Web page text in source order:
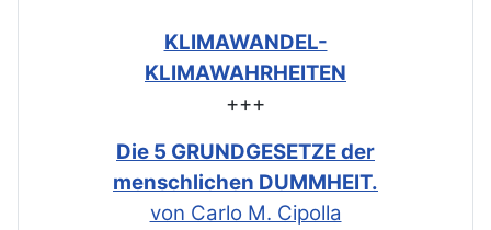
KLIMAWANDEL-
KLIMAWAHRHEITEN
+++
Die 5 GRUNDGESETZE der
menschlichen DUMMHEIT.
von Carlo M. Cipolla